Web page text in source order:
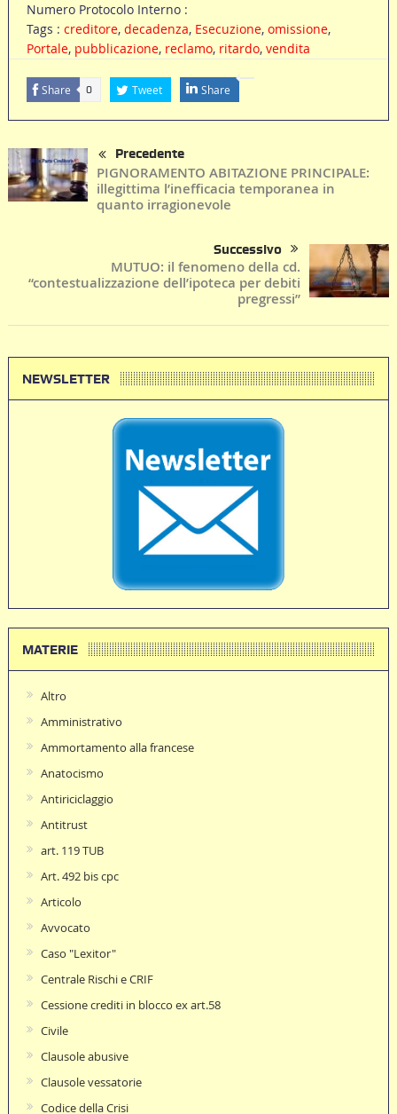
Numero Protocolo Interno :
Tags : creditore, decadenza, Esecuzione, omissione,
Portale, pubblicazione, reclamo, ritardo, vendita
Share 0 Tweet Share
Precedente
PIGNORAMENTO ABITAZIONE PRINCIPALE:
illegittima l’inefficacia temporanea in
quanto irragionevole
Successivo
MUTUO: il fenomeno della cd.
“contestualizzazione dell’ipoteca per debiti
pregressi”
NEWSLETTER
MATERIE
Altro
Amministrativo
Ammortamento alla francese
Anatocismo
Antiriciclaggio
Antitrust
art. 119 TUB
Art. 492 bis cpc
Articolo
Avvocato
Caso "Lexitor"
Centrale Rischi e CRIF
Cessione crediti in blocco ex art.58
Civile
Clausole abusive
Clausole vessatorie
Codice della Crisi